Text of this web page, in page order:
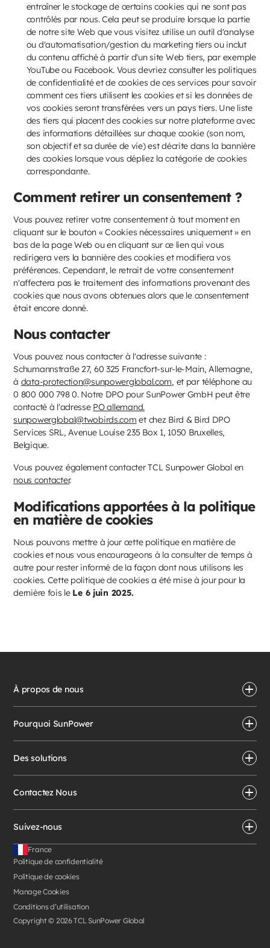
entraîner le stockage de certains cookies qui ne sont pas
contrôlés par nous. Cela peut se produire lorsque la partie
de notre site Web que vous visitez utilise un outil d'analyse
ou d'automatisation/gestion du marketing tiers ou inclut
du contenu affiché à partir d'un site Web tiers, par exemple
YouTube ou Facebook. Vous devriez consulter les politiques
de confidentialité et de cookies de ces services pour savoir
comment ces tiers utilisent les cookies et si les données de
vos cookies seront transférées vers un pays tiers. Une liste
des tiers qui placent des cookies sur notre plateforme avec
des informations détaillées sur chaque cookie (son nom,
son objectif et sa durée de vie) est décrite dans la bannière
des cookies lorsque vous dépliez la catégorie de cookies
correspondante.
Comment retirer un consentement ?
Vous pouvez retirer votre consentement à tout moment en
cliquant sur le bouton « Cookies nécessaires uniquement » en
bas de la page Web ou en cliquant sur ce lien qui vous
redirigera vers la bannière des cookies et modifiera vos
préférences. Cependant, le retrait de votre consentement
n'affectera pas le traitement des informations provenant des
cookies que nous avons obtenues alors que le consentement
était encore donné.
Nous contacter
Vous pouvez nous contacter à l'adresse suivante :
Schumannstraße 27, 60 325 Francfort-sur-le-Main, Allemagne,
à data-protection@sunpowerglobal.com, et par téléphone au
0 800 000 798 0. Notre DPO pour SunPower GmbH peut être
contacté à l'adresse PO allemand.
sunpowerglobal@twobirds.com et chez Bird & Bird DPO
Services SRL, Avenue Louise 235 Box 1, 1050 Bruxelles,
Belgique.
Vous pouvez également contacter TCL Sunpower Global en
nous contacter.
Modifications apportées à la politique
en matière de cookies
Nous pouvons mettre à jour cette politique en matière de
cookies et nous vous encourageons à la consulter de temps à
autre pour rester informé de la façon dont nous utilisons les
cookies. Cette politique de cookies a été mise à jour pour la
dernière fois le Le 6 juin 2025.
À propos de nous
Pourquoi SunPower
Des solutions
Contactez Nous
Suivez-nous
Politique de confidentialité
Politique de cookies
Manage Cookies
Conditions d’utilisation
Copyright © 2026 TCL SunPower Global
France